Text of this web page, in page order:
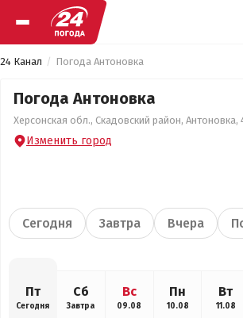
24 Канал Погода Антоновка
Погода Антоновка
Херсонская обл., Скадовский район, Антоновка,
Изменить город
Сегодня Завтра Вчера
Пт
Сегодня
Сб
Завтра
Вс
09.08
Пн
10.08
Вт
11.08